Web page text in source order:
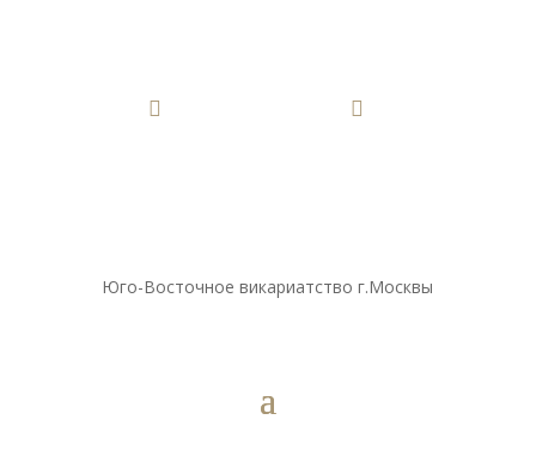
 
Юго-Восточное викариатство г.Москвы